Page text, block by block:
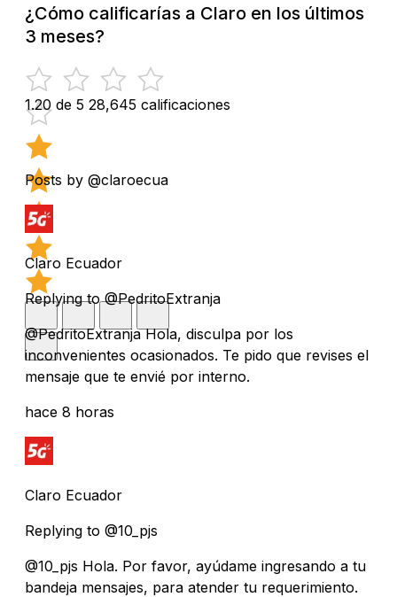
¿Cómo calificarías a Claro en los últimos
3 meses?
1.20 de 5 28,645 calificaciones
Posts by @claroecua
Claro Ecuador
Replying to @PedritoExtranja
@PedritoExtranja Hola, disculpa por los
inconvenientes ocasionados. Te pido que revises el
mensaje que te envié por interno.
hace 8 horas
Claro Ecuador
Replying to @10_pjs
@10_pjs Hola. Por favor, ayúdame ingresando a tu
bandeja mensajes, para atender tu requerimiento.